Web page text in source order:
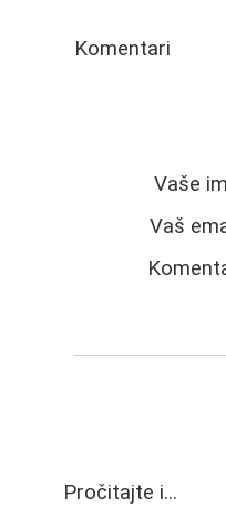
Komentari
Vaše
Vaš
Pročitajte i...